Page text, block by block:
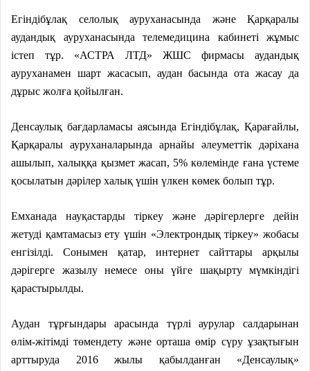
Егіндібұлақ селолық ауруханасында және Қарқаралы
аудандық ауруханасында телемедицина кабинеті жұмыс
істеп тұр. «АСТРА ЛТД» ЖШС фирмасы аудандық
ауруханамен шарт жасасып, аудан басында ота жасау да
дұрыс жолға қойылған.
Денсаулық бағдарламасы аясында Егіндібұлақ, Қарағайлы,
Қарқаралы ауруханаларында арнайы әлеуметтік дәріхана
ашылып, халыққа қызмет жасап, 5% көлемінде ғана үстеме
қосылатын дәрілер халық үшін үлкен көмек болып тұр.
Емханада науқастарды тіркеу және дәрігерлерге дейін
жетуді қамтамасыз ету үшін «Электрондық тіркеу» жобасы
енгізілді. Сонымен қатар, интернет сайттары арқылы
дәрігерге жазылу немесе оны үйге шақырту мүмкіндігі
қарастырылды.
Аудан тұрғындары арасында түрлі аурулар салдарынан
өлім-жітімді төмендету және орташа өмір сүру ұзақтығын
арттыруда 2016 жылы қабылданған «Денсаулық»